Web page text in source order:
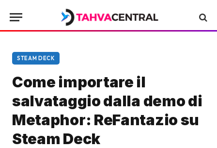
STEAM DECK
Come importare il
salvataggio dalla demo di
Metaphor: ReFantazio su
Steam Deck